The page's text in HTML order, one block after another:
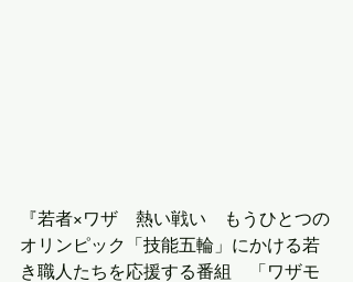
『若者×ワザ　熱い戦い　もうひとつの
オリンピック「技能五輪」にかける若
き職人たちを応援する番組　「ワザモ